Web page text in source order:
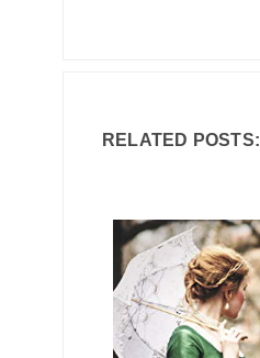
RELATED POSTS: